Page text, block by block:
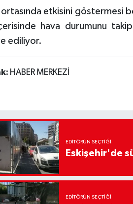
etkisini göstermesi
hava durumunu
ediliyor.
HABER MERKEZİ
EDITÖRÜN SEÇTIĞI
Eskişehir'de
EDITÖRÜN SEÇTIĞI